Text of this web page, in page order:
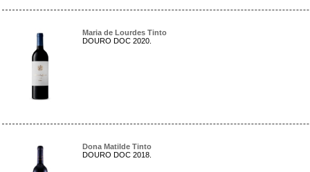
Maria de Lourdes Tinto
DOURO DOC 2020.
Dona Matilde Tinto
DOURO DOC 2018.